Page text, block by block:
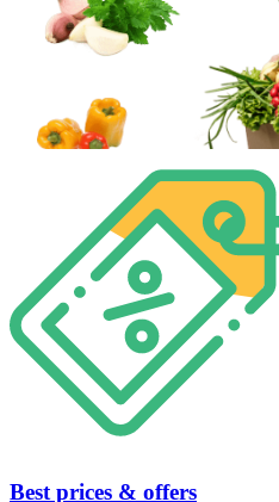
Best prices & offers